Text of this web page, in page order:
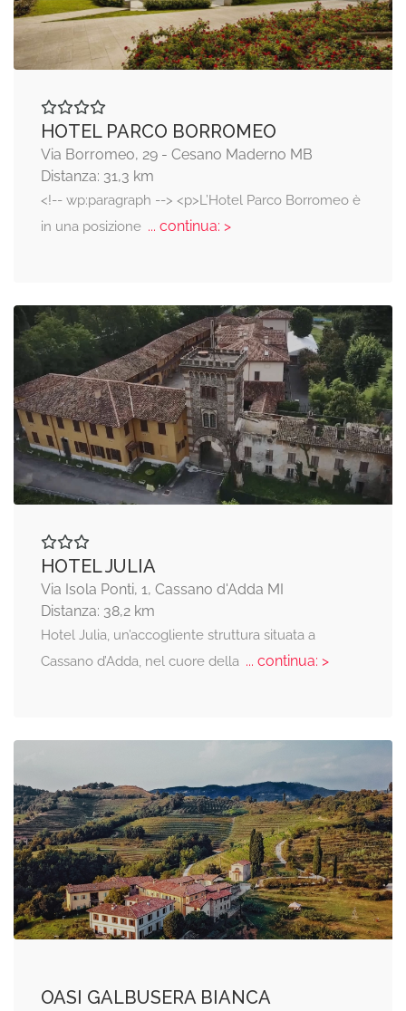
HOTEL PARCO BORROMEO
Via Borromeo, 29 - Cesano Maderno MB
Distanza: 31,3 km
<!-- wp:paragraph --> <p>L’Hotel Parco Borromeo è
in una posizione... continua: >
HOTEL JULIA
Via Isola Ponti, 1, Cassano d'Adda MI
Distanza: 38,2 km
Hotel Julia, un’accogliente struttura situata a
Cassano d’Adda, nel cuore della... continua: >
OASI GALBUSERA BIANCA